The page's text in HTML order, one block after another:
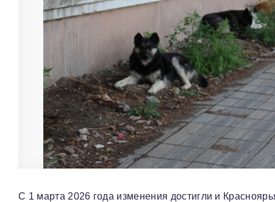
С 1 марта 2026 года изменения достигли и